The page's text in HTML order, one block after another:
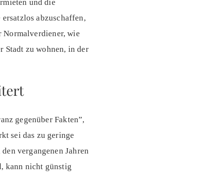
und die
abzuschaffen,
Normalverdiener, wie
Stadt zu wohnen, in der
gegenüber Fakten”,
sei das zu geringe
vergangenen Jahren
kann nicht günstig